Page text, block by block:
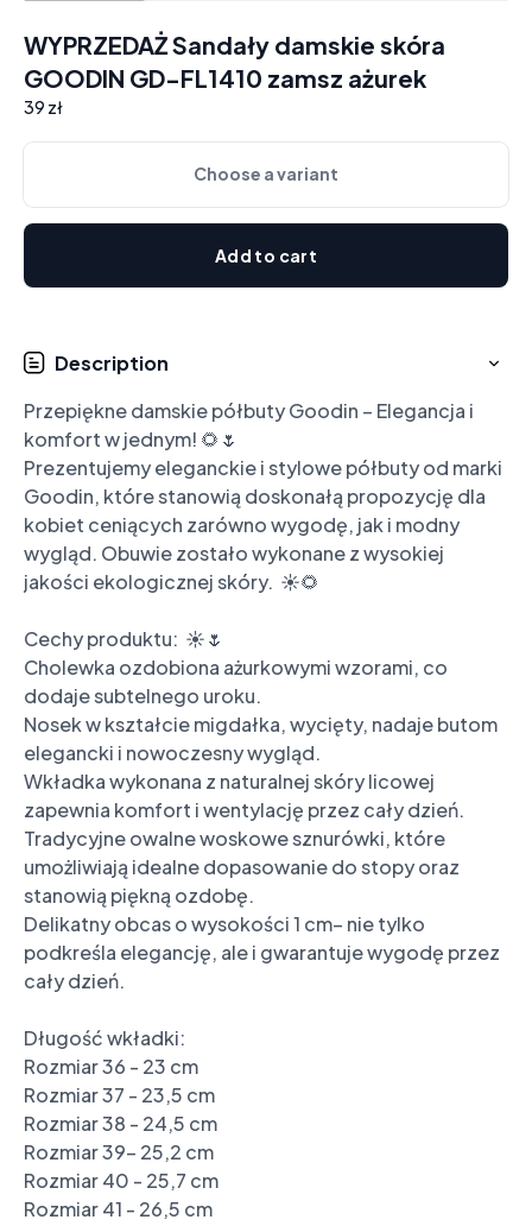
WYPRZEDAŻ Sandały damskie skóra
GOODIN GD-FL1410 zamsz ażurek
39 zł
Choose a variant
Add to cart
Description
Przepiękne damskie półbuty Goodin – Elegancja i
komfort w jednym! 🌻🌷
Prezentujemy eleganckie i stylowe półbuty od marki
Goodin, które stanowią doskonałą propozycję dla
kobiet ceniących zarówno wygodę, jak i modny
wygląd. Obuwie zostało wykonane z wysokiej
jakości ekologicznej skóry.  ☀️🌻
Cechy produktu:  ☀️🌷
Cholewka ozdobiona ażurkowymi wzorami, co
dodaje subtelnego uroku.
Nosek w kształcie migdałka, wycięty, nadaje butom
elegancki i nowoczesny wygląd.
Wkładka wykonana z naturalnej skóry licowej
zapewnia komfort i wentylację przez cały dzień.
Tradycyjne owalne woskowe sznurówki, które
umożliwiają idealne dopasowanie do stopy oraz
stanowią piękną ozdobę.
Delikatny obcas o wysokości 1 cm– nie tylko
podkreśla elegancję, ale i gwarantuje wygodę przez
cały dzień.
Długość wkładki:
Rozmiar 36 - 23 cm
Rozmiar 37 - 23,5 cm
Rozmiar 38 - 24,5 cm
Rozmiar 39- 25,2 cm
Rozmiar 40 - 25,7 cm
Rozmiar 41 - 26,5 cm